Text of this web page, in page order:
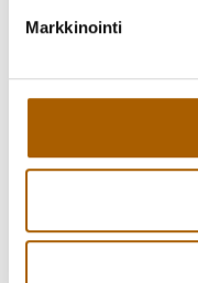
Markkinointi
Klo 18–20 Joulupukki
Maksuton, Tyrnävän